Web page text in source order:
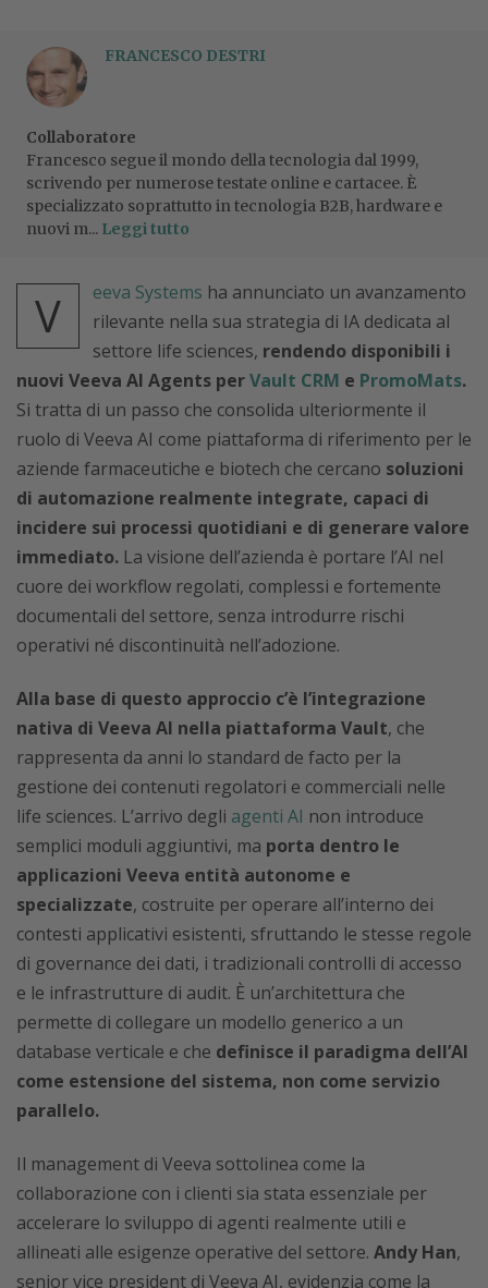
FRANCESCO DESTRI
Collaboratore
Francesco segue il mondo della tecnologia dal 1999,
scrivendo per numerose testate online e cartacee. È
specializzato soprattutto in tecnologia B2B, hardware e
nuovi m... Leggi tutto
V eeva Systems ha annunciato un avanzamento
rilevante nella sua strategia di IA dedicata al
settore life sciences, rendendo disponibili i
nuovi Veeva AI Agents perVault CRM e PromoMats.
Si tratta di un passo che consolida ulteriormente il
ruolo di Veeva AI come piattaforma di riferimento per le
aziende farmaceutiche e biotech che cercano soluzioni
di automazione realmente integrate, capaci di
incidere sui processi quotidiani e di generare valore
immediato. La visione dell’azienda è portare l’AI nel
cuore dei workflow regolati, complessi e fortemente
documentali del settore, senza introdurre rischi
operativi né discontinuità nell’adozione.
Alla base di questo approccio c’è l’integrazione
nativa di Veeva AI nella piattaforma Vault, che
rappresenta da anni lo standard de facto per la
gestione dei contenuti regolatori e commerciali nelle
life sciences. L’arrivo degli agenti AI non introduce
semplici moduli aggiuntivi, ma porta dentro le
applicazioni Veeva entità autonome e
specializzate, costruite per operare all’interno dei
contesti applicativi esistenti, sfruttando le stesse regole
di governance dei dati, i tradizionali controlli di accesso
e le infrastrutture di audit. È un’architettura che
permette di collegare un modello generico a un
database verticale e che definisce il paradigma dell’AI
come estensione del sistema, non come servizio
parallelo.
Il management di Veeva sottolinea come la
collaborazione con i clienti sia stata essenziale per
accelerare lo sviluppo di agenti realmente utili e
allineati alle esigenze operative del settore. Andy Han,
senior vice president di Veeva AI, evidenzia come la